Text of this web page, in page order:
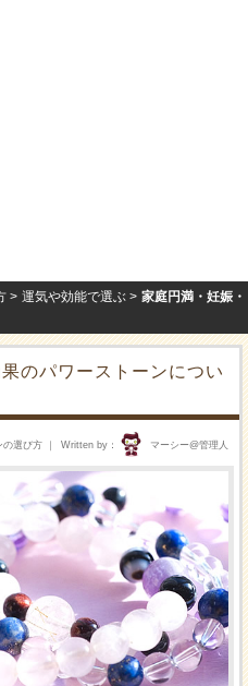
運気や効能で選ぶ
家庭円満・妊娠・
のパワーストーンについ
Written by マーシー@管理人
の選び方